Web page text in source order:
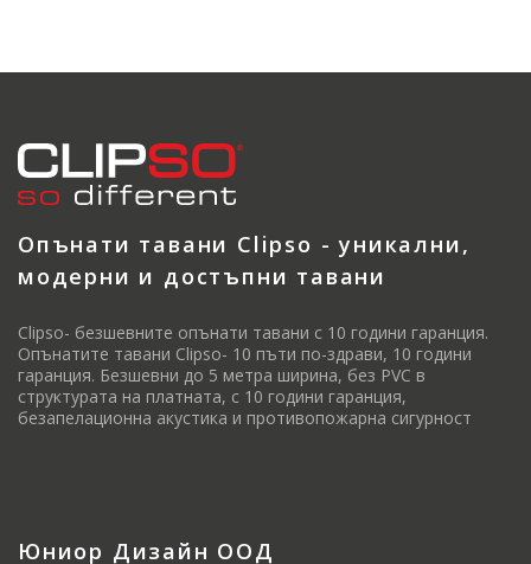
Опънати тавани Clipso - уникални,
модерни и достъпни тавани
Clipso- безшевните опънати тавани с 10 години гаранция.
Опънатите тавани Clipso- 10 пъти по-здрави, 10 години
гаранция. Безшевни до 5 метра ширина, без PVC в
структурата на платната, с 10 години гаранция,
безапелационна акустика и противопожарна сигурност
Юниор Дизайн ООД